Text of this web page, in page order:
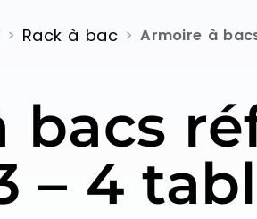
> Rack à bac > Armoire à
réf
– 4